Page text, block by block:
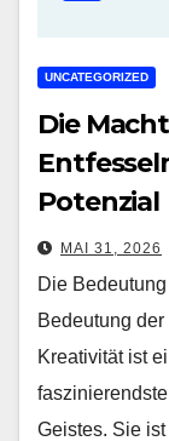
UNCATEGORIZED
Die
Potenzial
MAI 31, 2026
Die
Bedeutung
Kreativität ist
Geistes. Sie